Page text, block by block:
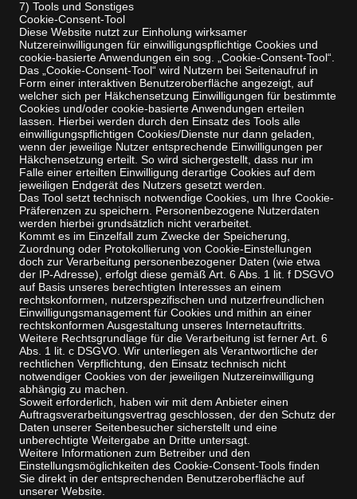
7) Tools und Sonstiges
Cookie-Consent-Tool
Diese Website nutzt zur Einholung wirksamer
Nutzereinwilligungen für einwilligungspflichtige Cookies und
cookie-basierte Anwendungen ein sog. „Cookie-Consent-Tool“.
Das „Cookie-Consent-Tool“ wird Nutzern bei Seitenaufruf in
Form einer interaktiven Benutzeroberfläche angezeigt, auf
welcher sich per Häkchensetzung Einwilligungen für bestimmte
Cookies und/oder cookie-basierte Anwendungen erteilen
lassen. Hierbei werden durch den Einsatz des Tools alle
einwilligungspflichtigen Cookies/Dienste nur dann geladen,
wenn der jeweilige Nutzer entsprechende Einwilligungen per
Häkchensetzung erteilt. So wird sichergestellt, dass nur im
Falle einer erteilten Einwilligung derartige Cookies auf dem
jeweiligen Endgerät des Nutzers gesetzt werden.
Das Tool setzt technisch notwendige Cookies, um Ihre Cookie-
Präferenzen zu speichern. Personenbezogene Nutzerdaten
werden hierbei grundsätzlich nicht verarbeitet.
Kommt es im Einzelfall zum Zwecke der Speicherung,
Zuordnung oder Protokollierung von Cookie-Einstellungen
doch zur Verarbeitung personenbezogener Daten (wie etwa
der IP-Adresse), erfolgt diese gemäß Art. 6 Abs. 1 lit. f DSGVO
auf Basis unseres berechtigten Interesses an einem
rechtskonformen, nutzerspezifischen und nutzerfreundlichen
Einwilligungsmanagement für Cookies und mithin an einer
rechtskonformen Ausgestaltung unseres Internetauftritts.
Weitere Rechtsgrundlage für die Verarbeitung ist ferner Art. 6
Abs. 1 lit. c DSGVO. Wir unterliegen als Verantwortliche der
rechtlichen Verpflichtung, den Einsatz technisch nicht
notwendiger Cookies von der jeweiligen Nutzereinwilligung
abhängig zu machen.
Soweit erforderlich, haben wir mit dem Anbieter einen
Auftragsverarbeitungsvertrag geschlossen, der den Schutz der
Daten unserer Seitenbesucher sicherstellt und eine
unberechtigte Weitergabe an Dritte untersagt.
Weitere Informationen zum Betreiber und den
Einstellungsmöglichkeiten des Cookie-Consent-Tools finden
Sie direkt in der entsprechenden Benutzeroberfläche auf
unserer Website.